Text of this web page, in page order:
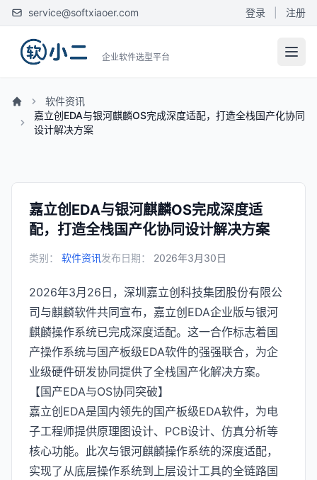
service@softxiaoer.com 登录 注册
企业软件选型平台
软件资讯
嘉立创EDA与银河麒麟OS完成深度适配，打造全栈国产化协同
设计解决方案
嘉立创EDA与银河麒麟OS完成深度适
配，打造全栈国产化协同设计解决方案
类别： 软件资讯发布日期： 2026年3月30日
2026年3月26日，深圳嘉立创科技集团股份有限公
司与麒麟软件共同宣布，嘉立创EDA企业版与银河
麒麟操作系统已完成深度适配。这一合作标志着国
产操作系统与国产板级EDA软件的强强联合，为企
业级硬件研发协同提供了全栈国产化解决方案。
【国产EDA与OS协同突破】
嘉立创EDA是国内领先的国产板级EDA软件，为电
子工程师提供原理图设计、PCB设计、仿真分析等
核心功能。此次与银河麒麟操作系统的深度适配，
实现了从底层操作系统到上层设计工具的全链路国